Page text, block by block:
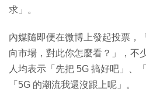
求」。
內媒隨即便在微博上發起投票，
向市場，對此你怎麼看？」，不
人均表示「先把 5G 搞好吧」、
「5G 的潮流我還沒跟上呢」。